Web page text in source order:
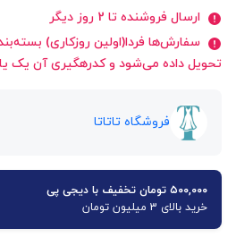
ارسال فروشنده تا 2 روز دیگر
سفارش‌ها فردا(اولین روزکاری)
تحویل داده می‌شود و کدرهگیری آن یک
فروشگاه تاتاتا
۵۰۰,۰۰۰ تومان تخفیف با دیجی پی
خرید بالای 3 میلیون تومان